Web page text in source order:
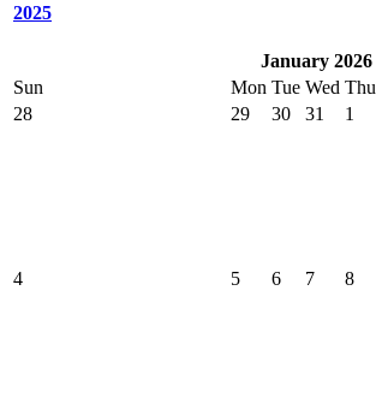
2025
January 2026
Sun
Mon Tue Wed Thu
28
29 30 31 1
4 5 6 7 8